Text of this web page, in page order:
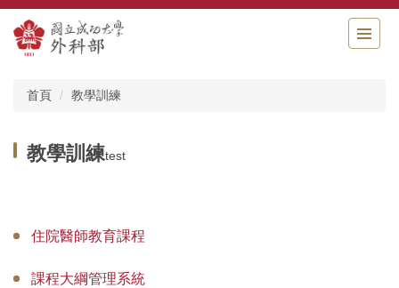
跳
到
主
首頁 教學訓練
教學訓練test
住院醫師教育課程
課程大綱管理系統